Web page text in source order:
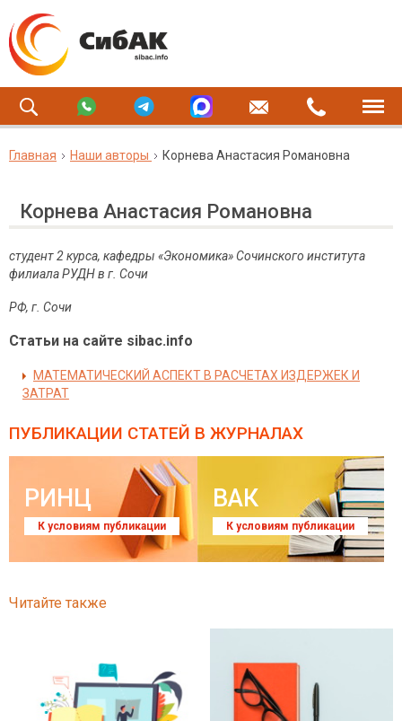
Главная Наши авторы Корнева Анастасия Романовна
Корнева Анастасия Романовна
студент 2 курса, кафедры «Экономика» Сочинского института
филиала РУДН в г. Сочи
РФ, г. Сочи
Статьи на сайте sibac.info
МАТЕМАТИЧЕСКИЙ АСПЕКТ В РАСЧЕТАХ ИЗДЕРЖЕК И
ЗАТРАТ
ПУБЛИКАЦИИ СТАТЕЙ В ЖУРНАЛАХ
РИНЦ
К условиям публикации
ВАК
К условиям публикации
Читайте также